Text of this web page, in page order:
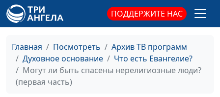
ПОДДЕРЖИТЕ НАС
Главная Посмотреть
Архив ТВ программ
Духовное основание
Что есть Евангелие?
Могут ли быть спасены нерелигиозные люди?
(первая часть)
бывает безрадостным
Кунцевич,
священнослужитель и
Как отличить
нечистого духа
Юлия Уткина, Николай
Кунцевич,
священнослужитель и